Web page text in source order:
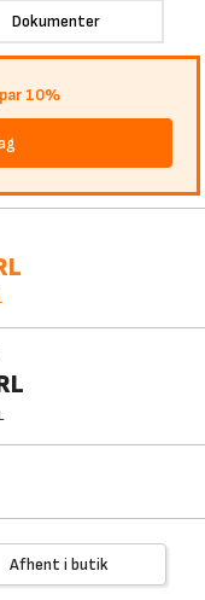
Dokumenter
10%
Afhent i butik